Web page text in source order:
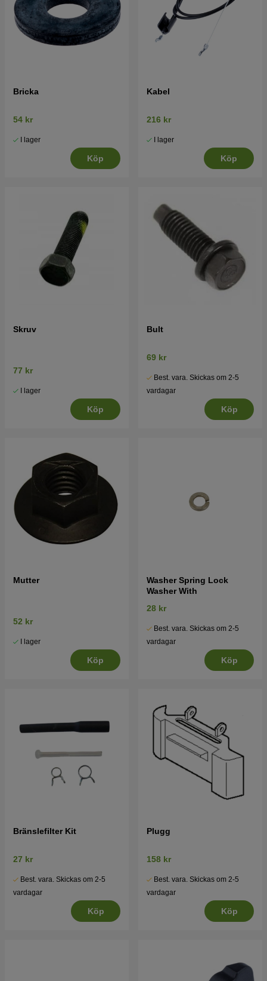
Bricka
54 kr
I lager
Köp
Kabel
216 kr
I lager
Köp
Skruv
77 kr
I lager
Köp
Bult
69 kr
Best. vara. Skickas om 2-5
vardagar
Köp
Mutter
52 kr
I lager
Köp
Washer Spring Lock
Washer With
28 kr
Best. vara. Skickas om 2-5
vardagar
Köp
Bränslefilter Kit
27 kr
Best. vara. Skickas om 2-5
vardagar
Köp
Plugg
158 kr
Best. vara. Skickas om 2-5
vardagar
Köp